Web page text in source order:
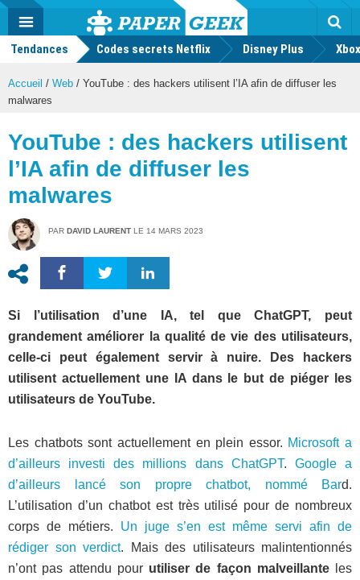
Actu
geek
MENU
Tendances Codes secrets Netflix Disney Plus
Accueil / Web / YouTube : des hackers utilisent l’IA afin de diffuser les
malwares
YouTube : des hackers utilisent
l’IA afin de diffuser les
malwares
PAR DAVID LAURENT LE 14 MARS 2023
Si l’utilisation d’une IA, tel que ChatGPT, peut
grandement améliorer la qualité de vie des utilisateurs,
celle-ci peut également servir à nuire. Des hackers
utilisent actuellement une IA dans le but de piéger les
utilisateurs de YouTube.
Les chatbots sont actuellement en plein essor. Microsoft a
d’ailleurs investi des millions dans ChatGPT. Google a
d’ailleurs lancé son propre chatbot, nommé Bard.
L’utilisation d’un chatbot est très utilisé pour de nombreux
corps de métiers. Un juge s’en est même servi afin de
rédiger son verdict. Mais des utilisateurs malintentionnés
n’ont pas attendu pour utiliser de façon malveillanteles
Mode
FacebookTwitter Youtube